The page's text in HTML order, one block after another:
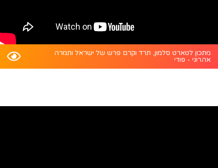
מתכון לטארט סלמון, תרד וקרם פרש של ישראל ותמרה
אהרוני - פודי